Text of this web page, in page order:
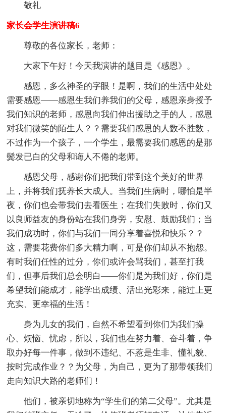
敬礼
家长会学生演讲稿6
尊敬的各位家长，老师：
大家下午好！今天我演讲的题目是《感恩》。
感恩，多么神圣的字眼！是啊，我们的生活中处处
需要感恩——感恩生我们养我们的父母，感恩亲身授予
我们知识的老师，感恩向我们伸出援助之手的人，感恩
对我们微笑的陌生人？？需要我们感恩的人数不胜数，
不过作为一个孩子，一个学生，最需要我们感恩的是那
鬓发已白的父母和诲人不倦的老师。
感恩父母，感谢你们把我们带到这个美好的世界
上，并将我们抚养长大成人。当我们生病时，哪怕是半
夜，你们也会带我们去看医生；在我们失败时，你们又
以良师益友的身份站在我们身旁，安慰、鼓励我们；当
我们成功时，你们与我们一同分享着喜悦和快乐？？
这，需要花费你们多大精力啊，可是你们却从不抱怨。
有时我们任性的过分，你们或许会骂我们，甚至打我
们，但事后我们总会明白——你们是为我们好，你们是
希望我们能成才，能学出成绩、活出光彩来，能过上更
充实、更幸福的生活！
身为儿女的我们，自然不希望看到你们为我们操
心、烦恼、忧虑，所以，我们也在努力着、奋斗着，争
取办好每一件事，做到不违纪、不惹是生非、懂礼貌、
按时完成作业？？为父母，为自己，更为了那带领我们
走向知识大路的老师们！
他们，被亲切地称为“学生们的第二父母”。尤其是